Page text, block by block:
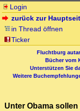
Login
zurück zur
in Thread öffnen
Ticker
Fluchtburg
Bücher vom
Unterstützen Sie
Weitere
Unter Obama